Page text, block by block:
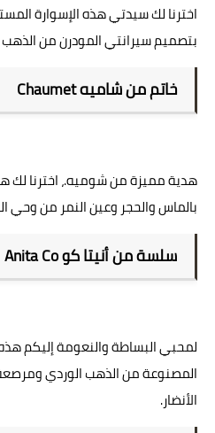
اخترنا لك سيدتي هذه الإسوارة
بتصميم سيرانتي المودرن من الذهب
خاتم من شاميه Chaumet
بالماس والحجر وعين النمر من وحي
سلسة من أنيتا كو Anita Co
لمحبي البساطة والنعومة إليكم
المصنوعة من الذهب الوردي
الأنضار.